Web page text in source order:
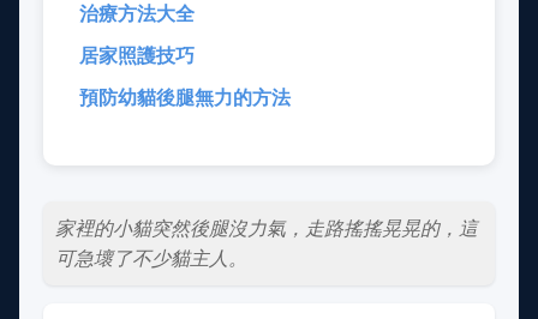
治療方法大全
居家照護技巧
預防幼貓後腿無力的方法
家裡的小貓突然後腿沒力氣，走路搖搖晃晃的，這
可急壞了不少貓主人。